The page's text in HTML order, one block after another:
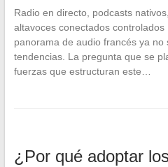
Radio en directo, podcasts
altavoces conectados
panorama de audio francés ya no
tendencias. La pregunta que se
fuerzas que estructuran este…
¿Por qué adoptar